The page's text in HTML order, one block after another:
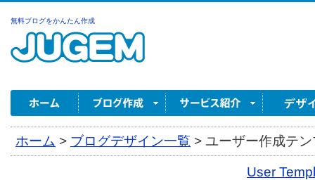
無料ブログをかんたん作成
ホーム > ブログデザイン一覧 > ユーザー作成テ
User